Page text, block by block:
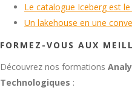
Le catalogue Iceberg est le
Un lakehouse en une
FORMEZ-VOUS AUX
Découvrez nos formations
Technologiques :